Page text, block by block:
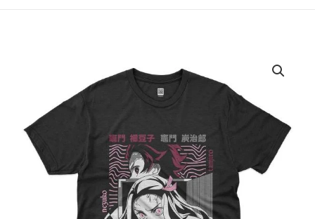
Tanjiro
Nezuko
cantidad